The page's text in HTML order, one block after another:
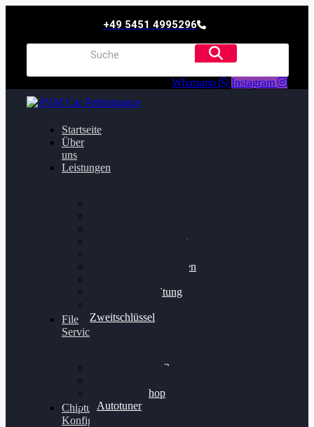
+49 5451 4995296
Whatsapp Instagram
Startseite
Über
uns
Leistungen
Getriebeoptimierung
Bremsscheiben planen
Felgenaufbereitung
Zweitschlüssel
File
Service
Alientech Kess3
Alientech Shop
Autotuner
Chiptuning
Konfigurator